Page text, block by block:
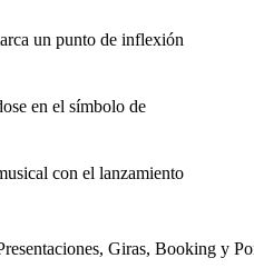
un punto de inflexión
en el símbolo de
con el lanzamiento
Giras, Booking y